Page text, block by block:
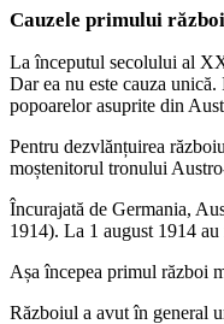
Cauzele primului
La începutul secolului al
Dar ea nu este cauza
popoarelor asuprite din
Pentru dezvlănțuirea
moștenitorul tronului
Încurajată de Germania,
1914). La 1 august 1914
Așa începea primul război
Războiul a avut în general